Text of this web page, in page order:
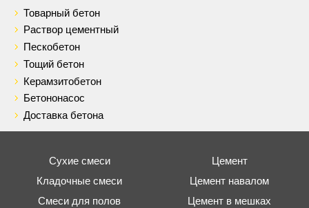
Товарный бетон
Раствор цементный
Пескобетон
Тощий бетон
Керамзитобетон
Бетононасос
Доставка бетона
Сухие смеси
Кладочные смеси
Смеси для полов
Цемент
Цемент навалом
Цемент в мешках